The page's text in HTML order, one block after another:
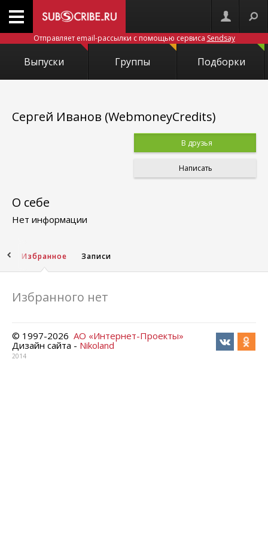
Отправляет email-рассылки с помощью сервиса Sendsay
Выпуски Группы Подборки
Сергей Иванов (WebmoneyCredits)
В друзья
Написать
О себе
Нет информации
Избранное Записи
Избранного нет
© 1997-2026 АО «Интернет-Проекты»
Дизайн сайта - Nikoland
2014